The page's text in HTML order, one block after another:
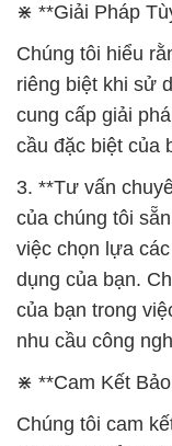
⋇ **Giải Pháp
Chúng tôi hiểu
riêng biệt khi sử
cung cấp giải
cầu đặc biệt của
3. **Tư vấn
của chúng tôi
việc chọn lựa
dụng của bạn.
của bạn trong
nhu cầu công
⋇ **Cam Kết
Chúng tôi cam